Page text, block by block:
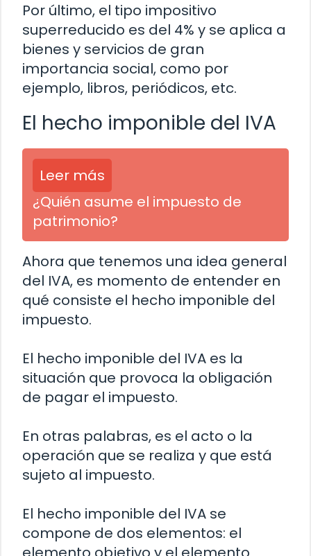
Por último, el tipo impositivo
superreducido es del 4% y se aplica a
bienes y servicios de gran
importancia social, como por
ejemplo, libros, periódicos, etc.
El hecho imponible del IVA
Leer más
¿Quién asume el impuesto de
patrimonio?
Ahora que tenemos una idea general
del IVA, es momento de entender en
qué consiste el hecho imponible del
impuesto.
El hecho imponible del IVA es la
situación que provoca la obligación
de pagar el impuesto.
En otras palabras, es el acto o la
operación que se realiza y que está
sujeto al impuesto.
El hecho imponible del IVA se
compone de dos elementos: el